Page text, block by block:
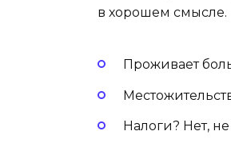
в хорошем смысле.
Проживает
Налоги? Нет,